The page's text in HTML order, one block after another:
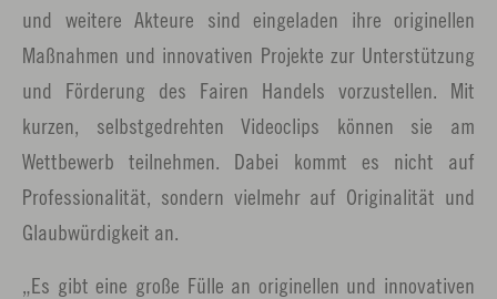
und weitere Akteure sind eingeladen ihre originellen
Maßnahmen und innovativen Projekte zur Unterstützung
und Förderung des Fairen Handels vorzustellen. Mit
kurzen, selbstgedrehten Videoclips können sie am
Wettbewerb teilnehmen. Dabei kommt es nicht auf
Professionalität, sondern vielmehr auf Originalität und
Glaubwürdigkeit an.
„Es gibt eine große Fülle an originellen und innovativen